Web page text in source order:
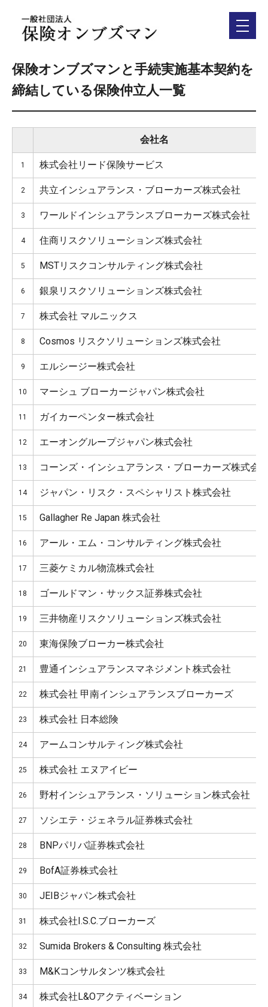
保険オンブズマンと手続実施基本契約を
締結している保険仲立人一覧
会社名
1 株式会社リード保険サービス
2 共立インシュアランス・ブローカーズ株式会社
3 ワールドインシュアランスブローカーズ株式会社
4 住商リスクソリューションズ株式会社
5 MSTリスクコンサルティング株式会社
6 銀泉リスクソリューションズ株式会社
7 株式会社 マルニックス
8 Cosmos リスクソリューションズ株式会社
9 エルシージー株式会社
10 マーシュ ブローカージャパン株式会社
11 ガイカーペンター株式会社
12 エーオングループジャパン株式会社
13 コーンズ・インシュアランス・ブローカーズ株式会
14 ジャパン・リスク・スペシャリスト株式会社
15 Gallagher Re Japan 株式会社
16 アール・エム・コンサルティング株式会社
17 三菱ケミカル物流株式会社
18 ゴールドマン・サックス証券株式会社
19 三井物産リスクソリューションズ株式会社
20 東海保険ブローカー株式会社
21 豊通インシュアランスマネジメント株式会社
22 株式会社 甲南インシュアランスブローカーズ
23 株式会社 日本総険
24 アームコンサルティング株式会社
25 株式会社 エヌアイビー
26 野村インシュアランス・ソリューション株式会社
27 ソシエテ・ジェネラル証券株式会社
28 BNPパリバ証券株式会社
29 BofA証券株式会社
30 JEIBジャパン株式会社
31 株式会社I.S.C.ブローカーズ
32 Sumida Brokers & Consulting 株式会社
33 M&Kコンサルタンツ株式会社
34 株式会社L&Oアクティベーション